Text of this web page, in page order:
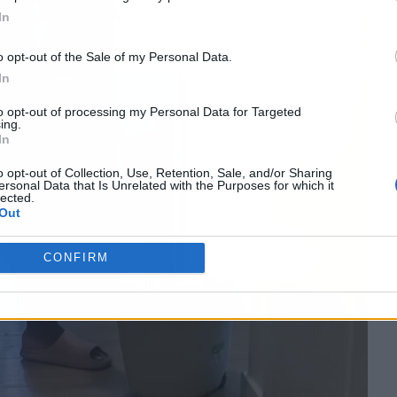
opt-out of the Sale of my Personal Data.
opt-out of processing my Personal Data for Targeted
opt-out of Collection, Use, Retention, Sale, and/or Sharing
Data that Is Unrelated with the Purposes for which it
CONFIRM